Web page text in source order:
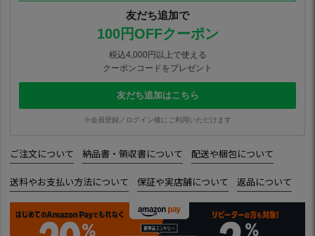
友だち追加で
100円OFFクーポン
税込4,000円以上で使える
クーポンコードをプレゼント
友だち追加はこちら
※会員登録／ログイン後にご利用いただけます
ご注文について 納品書・領収書について 配送や梱包について
送料やお支払い方法について 保証や実店舗について 返品について